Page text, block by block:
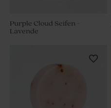
Purple Cloud Seifen -
Lavende